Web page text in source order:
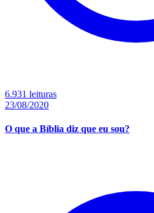
6.931 leituras
23/08/2020
O que a Bíblia diz que eu sou?